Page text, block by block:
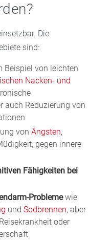
Die
sind:
Beispiel von leichten
Nacken- und
auch Reduzierung von
von Ängsten,
gegen innere
Fähigkeiten bei
Problemewie
und Sodbrennen, aber
oder